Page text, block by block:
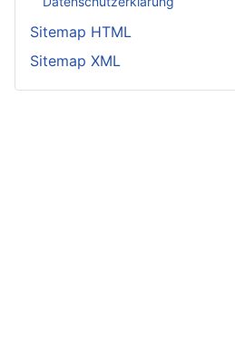
Sitemap HTML
Sitemap XML